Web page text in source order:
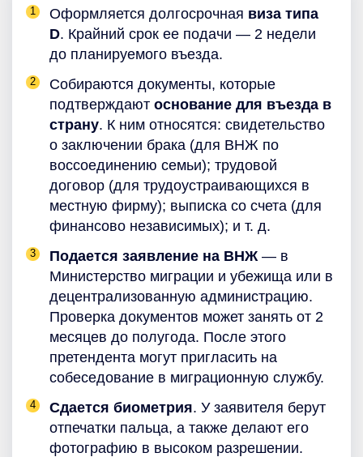
Оформляется долгосрочная виза типа
D. Крайний срок ее подачи — 2 недели
до планируемого въезда.
Собираются документы, которые
подтверждают основание для въезда в
страну. К ним относятся: свидетельство
о заключении брака (для ВНЖ по
воссоединению семьи); трудовой
договор (для трудоустраивающихся в
местную фирму); выписка со счета (для
финансово независимых); и т. д.
Подается заявление на ВНЖ — в
Министерство миграции и убежища или в
децентрализованную администрацию.
Проверка документов может занять от 2
месяцев до полугода. После этого
претендента могут пригласить на
собеседование в миграционную службу.
Сдается биометрия. У заявителя берут
отпечатки пальца, а также делают его
фотографию в высоком разрешении.